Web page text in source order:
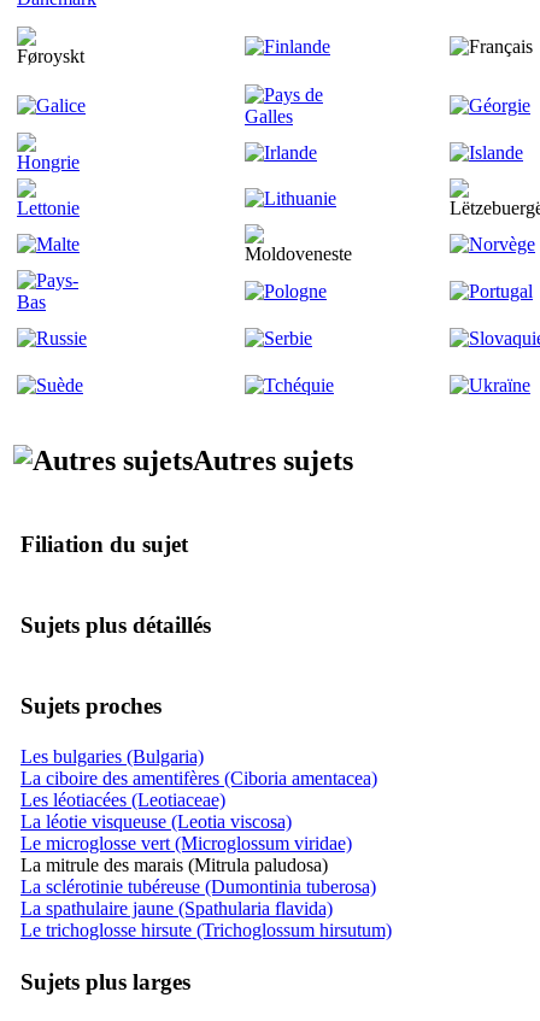
Autres sujets
Filiation du sujet
Sujets plus détaillés
Sujets proches
Les bulgaries (Bulgaria)
La ciboire des amentifères (Ciboria amentacea)
Les léotiacées (Leotiaceae)
La léotie visqueuse (Leotia viscosa)
Le microglosse vert (Microglossum viridae)
La mitrule des marais (Mitrula paludosa)
La sclérotinie tubéreuse (Dumontinia tuberosa)
La spathulaire jaune (Spathularia flavida)
Le trichoglosse hirsute (Trichoglossum hirsutum)
Sujets plus larges